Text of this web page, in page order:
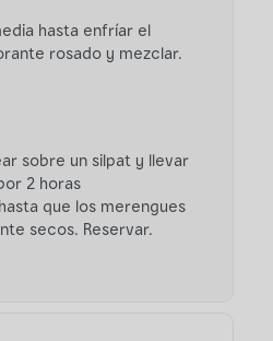
hasta enfríar el
rosado y mezclar.
sobre un silpat y llevar
2 horas
que los merengues
secos. Reservar.